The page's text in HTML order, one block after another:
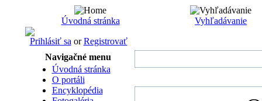
Úvodná stránka Vyhľadávanie
Prihlásiť sa orRegistrovať
Navigačné menu
Úvodná stránka
O portáli
Encyklopédia